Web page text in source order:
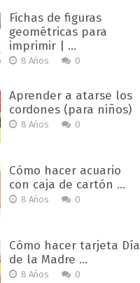
Fichas de figuras
geométricas para
imprimir | …
8 Años 0
Aprender a atarse los
cordones (para niños)
8 Años 0
Cómo hacer acuario
con caja de cartón …
8 Años 0
Cómo hacer tarjeta Día
de la Madre …
8 Años 0